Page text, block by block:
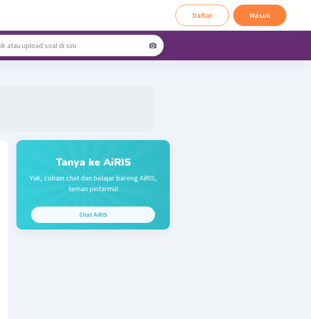
Daftar Masuk
Tanya ke AiRIS
Yuk, cobain chat dan belajar bareng AiRIS,
teman pintarmu!
Chat AiRIS